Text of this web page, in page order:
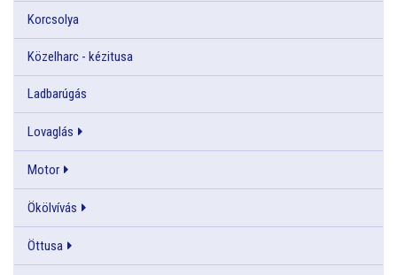
Korcsolya
Közelharc - kézitusa
Ladbarúgás
Lovaglás
Motor
Ökölvívás
Öttusa